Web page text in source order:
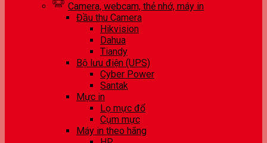
Camera, webcam, thẻ nhớ, máy in
Đầu thu Camera
Hikvision
Dahua
Tiandy
Bộ lưu điện (UPS)
Cyber Power
Santak
Mực in
Lọ mực đổ
Cụm mực
Máy in theo hãng